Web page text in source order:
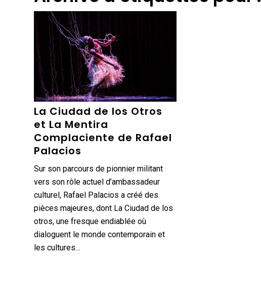
La Ciudad de los Otros
et La Mentira
Complaciente de Rafael
Palacios
Sur son parcours de pionnier militant
vers son rôle actuel d’ambassadeur
culturel, Rafael Palacios a créé des
pièces majeures, dont La Ciudad de los
otros, une fresque endiablée où
dialoguent le monde contemporain et
les cultures…